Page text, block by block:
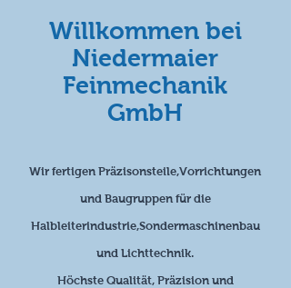
Willkommen bei
Niedermaier
Feinmechanik
GmbH
Wir fertigen Präzisonsteile,Vorrichtungen
und Baugruppen für die
Halbleiterindustrie,Sondermaschinenbau
und Lichttechnik.
Höchste Qualität, Präzision und